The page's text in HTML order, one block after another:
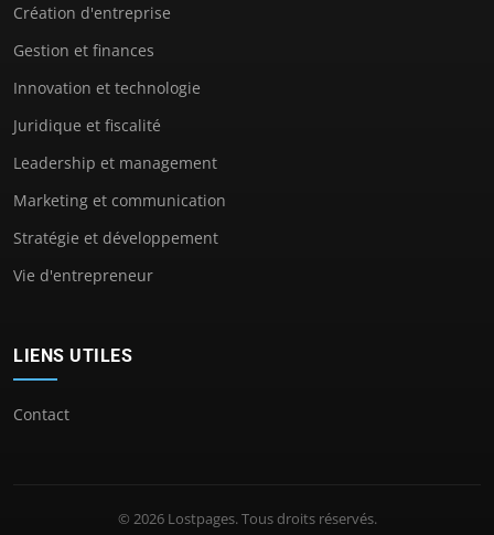
Création d'entreprise
Gestion et finances
Innovation et technologie
Juridique et fiscalité
Leadership et management
Marketing et communication
Stratégie et développement
Vie d'entrepreneur
LIENS UTILES
Contact
© 2026 Lostpages. Tous droits réservés.